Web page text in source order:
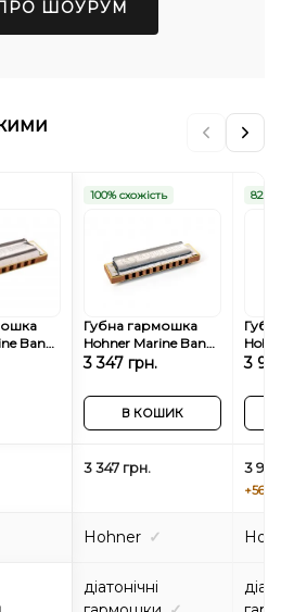
ШОУРУМ
Band
Db-
100% схожість
Губна гармошка
Hohner Marine Band
1896 M1896026P Db-
3 347 грн.
В КОШИК
82%
3
3 347 грн. 3
+563
Hohner ✓
діатонічні